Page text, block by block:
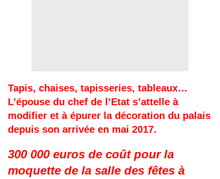
Tapis, chaises, tapisseries, tableaux…
L’épouse du chef de l’Etat s’attelle à
modifier et à épurer la décoration du palais
depuis son arrivée en mai 2017.
300 000 euros de coût pour la
moquette de la salle des fêtes à